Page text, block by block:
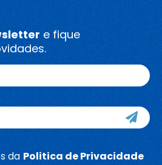
e fique
da Politica de Privacidade